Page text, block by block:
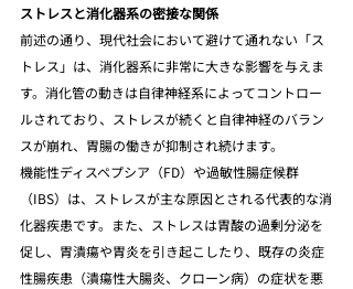
ストレスと消化器系の密接な関係
前述の通り、現代社会において避けて通れない「ス
トレス」は、消化器系に非常に大きな影響を与えま
す。消化管の動きは自律神経系によってコントロー
ルされており、ストレスが続くと自律神経のバラン
スが崩れ、胃腸の働きが抑制され続けます。
機能性ディスペプシア（FD）や過敏性腸症候群
（IBS）は、ストレスが主な原因とされる代表的な消
化器疾患です。また、ストレスは胃酸の過剰分泌を
促し、胃潰瘍や胃炎を引き起こしたり、既存の炎症
性腸疾患（潰瘍性大腸炎、クローン病）の症状を悪